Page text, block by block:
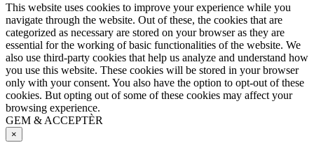
This website uses cookies to improve your experience while you
navigate through the website. Out of these, the cookies that are
categorized as necessary are stored on your browser as they are
essential for the working of basic functionalities of the website. We
also use third-party cookies that help us analyze and understand how
you use this website. These cookies will be stored in your browser
only with your consent. You also have the option to opt-out of these
cookies. But opting out of some of these cookies may affect your
browsing experience.
GEM & ACCEPTÈR
×